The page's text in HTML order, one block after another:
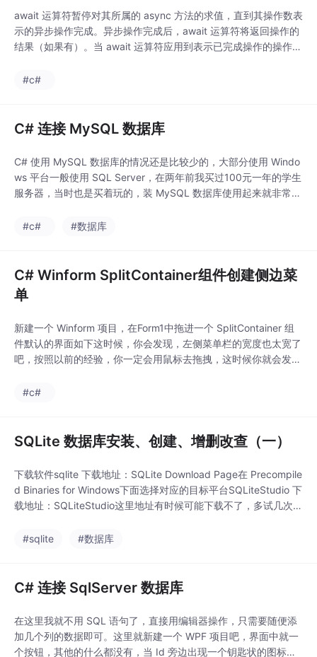
await 运算符暂停对其所属的 async 方法的求值，直到其操作数表
示的异步操作完成。异步操作完成后，await 运算符将返回操作的
结果（如果有）。当 await 运算符应用到表示已完成操作的操作数
运算符不会阻止计算异步方法的线程。当 await 运算符暂停其所属
#c#
C# 连接 MySQL 数据库
C# 使用 MySQL 数据库的情况还是比较少的，大部分使用 Windo
ws 平台一般使用 SQL Server，在两年前我买过100元一年的学生
服务器，当时也是买着玩的，装 MySQL 数据库使用起来就非常
的流畅，但是 SQL Server 安装起来比较麻烦，卸载也容易出问
#c# #数据库
C# Winform SplitContainer组件创建侧边菜
单
新建一个 Winform 项目，在Form1中拖进一个 SplitContainer 组
件默认的界面如下这时候，你会发现，左侧菜单栏的宽度也太宽了
吧，按照以前的经验，你一定会用鼠标去拖拽，这时候你就会发
标再移动到边框的时候，鼠标图标就会变成一个 “+” 状的图标，这
#c#
SQLite 数据库安装、创建、增删改查（一）
下载软件sqlite 下载地址：SQLite Download Page在 Precompile
d Binaries for Windows下面选择对应的目标平台SQLiteStudio 下
载地址：SQLiteStudio这里地址有时候可能下载不了，多试几次创
#sqlite
#数据库
C# 连接 SqlServer 数据库
在这里我就不用 SQL 语句了，直接用编辑器操作，只需要随便添
加几个列的数据即可。这里就新建一个 WPF 项目吧，界面中就一
个按钮，其他的什么都没有，当 Id 旁边出现一个钥匙状的图标